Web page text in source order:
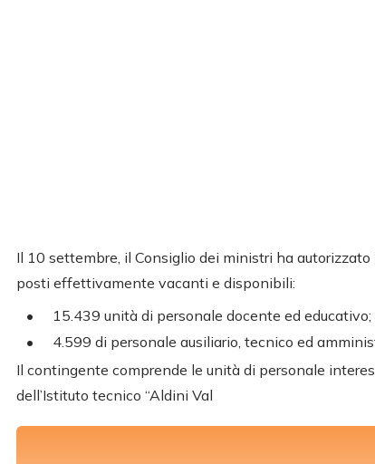
Il 10 settembre, il Consiglio dei ministri ha
posti effettivamente vacanti e disponibili:
15.439 unità di personale docente ed educativo;
4.599 di personale ausiliario, tecnico ed
Il contingente comprende le unità di personale
dell’Istituto tecnico “Aldini Val